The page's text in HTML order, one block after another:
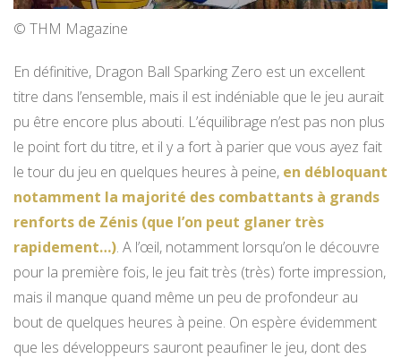
© THM Magazine
En définitive, Dragon Ball Sparking Zero est un excellent
titre dans l’ensemble, mais il est indéniable que le jeu aurait
pu être encore plus abouti. L’équilibrage n’est pas non plus
le point fort du titre, et il y a fort à parier que vous ayez fait
le tour du jeu en quelques heures à peine, en débloquant
notamment la majorité des combattants à grands
renforts de Zénis (que l’on peut glaner très
rapidement…). A l’œil, notamment lorsqu’on le découvre
pour la première fois, le jeu fait très (très) forte impression,
mais il manque quand même un peu de profondeur au
bout de quelques heures à peine. On espère évidemment
que les développeurs sauront peaufiner le jeu, dont des